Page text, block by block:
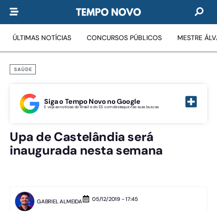
ÚLTIMAS NOTÍCIAS CONCURSOS PÚBLICOS MESTRE
SAÚDE
Siga o Tempo Novo no Google
E veja as notícias do Brasil e do ES com destaque nas suas buscas
Upa de Castelândia será
inaugurada nesta semana
GABRIEL ALMEIDA 05/12/2019 - 17:45